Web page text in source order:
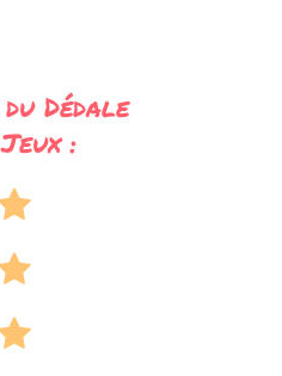
Dédale
: